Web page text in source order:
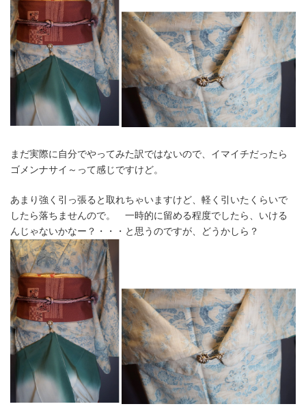
まだ実際に自分でやってみた訳ではないので、イマイチだったら
ゴメンナサイ～って感じですけど。
あまり強く引っ張ると取れちゃいますけど、軽く引いたくらいで
したら落ちませんので。 一時的に留める程度でしたら、いける
んじゃないかなー？・・・と思うのですが、どうかしら？